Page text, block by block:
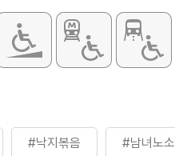
#낙지볶음 #남녀노소